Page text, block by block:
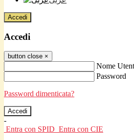
Accedi
Accedi
button close ×
Nome
Password
Password dimenticata?
-
Entra con SPID Entra con CIE